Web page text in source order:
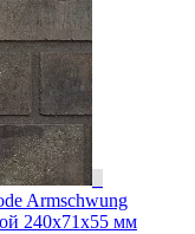
Armschwung
240x71x55 мм